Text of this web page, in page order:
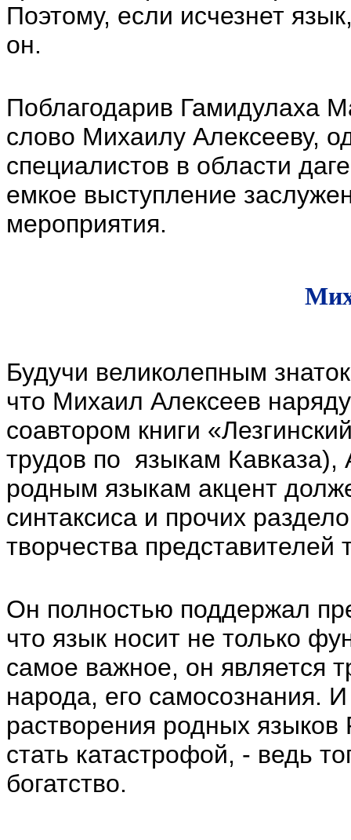
Поэтому, если исчезнет
он.
Поблагодарив Гамидулаха
слово Михаилу Алексееву,
специалистов в области
емкое выступление
мероприятия.
Будучи великолепным
что Михаил Алексеев
соавтором книги
трудов по языкам Кавказа),
родным языкам акцент
синтаксиса и прочих
творчества представителей
Он полностью поддержал
что язык носит не только
самое важное, он является
народа, его самосознания.
растворения родных языков
стать катастрофой, - ведь
богатство.